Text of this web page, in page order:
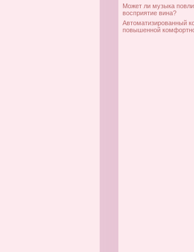
Может ли музыка
восприятие вина?
Автоматизированный
повышенной